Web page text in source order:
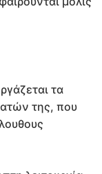
τα
της, που